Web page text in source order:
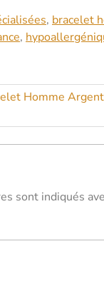
, bracelet
,
Homme
sont indiqués